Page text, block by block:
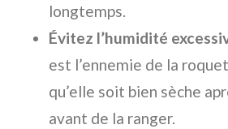
longtemps.
Évitez l’humidité
est l’ennemie de la
qu’elle soit bien sèche
avant de la ranger.